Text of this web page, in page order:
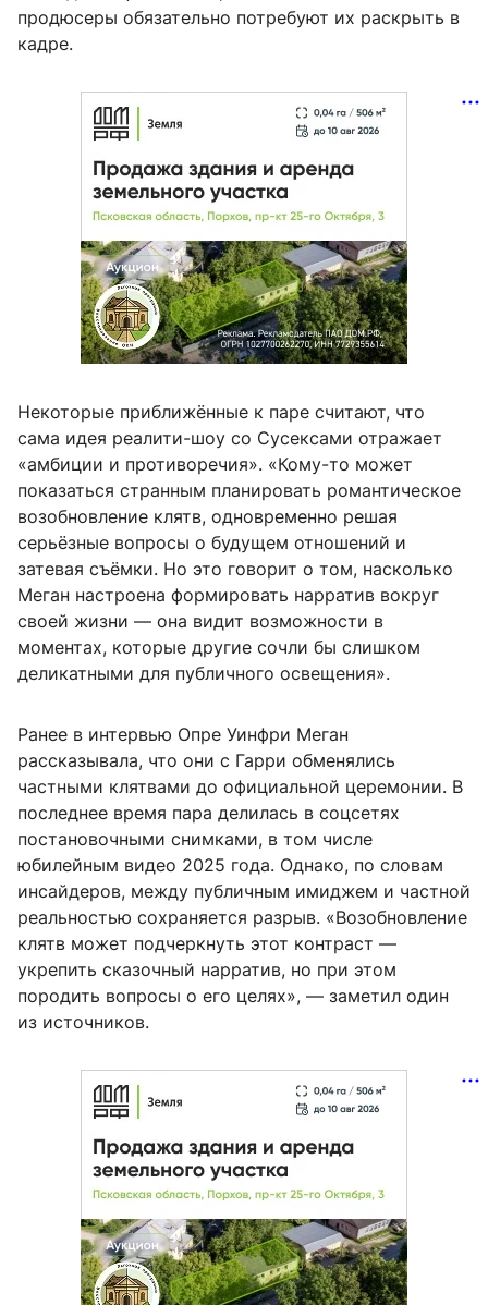
продюсеры обязательно потребуют их раскрыть в
кадре.
Некоторые приближённые к паре считают, что
сама идея реалити-шоу со Сусексами отражает
«амбиции и противоречия». «Кому-то может
показаться странным планировать романтическое
возобновление клятв, одновременно решая
серьёзные вопросы о будущем отношений и
затевая съёмки. Но это говорит о том, насколько
Меган настроена формировать нарратив вокруг
своей жизни — она видит возможности в
моментах, которые другие сочли бы слишком
деликатными для публичного освещения».
Ранее в интервью Опре Уинфри Меган
рассказывала, что они с Гарри обменялись
частными клятвами до официальной церемонии. В
последнее время пара делилась в соцсетях
постановочными снимками, в том числе
юбилейным видео 2025 года. Однако, по словам
инсайдеров, между публичным имиджем и частной
реальностью сохраняется разрыв. «Возобновление
клятв может подчеркнуть этот контраст —
укрепить сказочный нарратив, но при этом
породить вопросы о его целях», — заметил один
из источников.